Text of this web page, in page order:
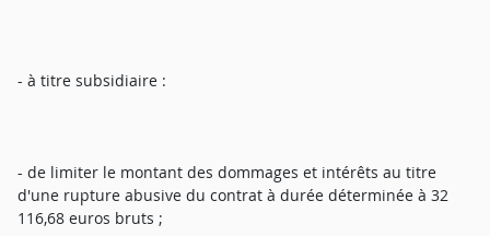
- à titre subsidiaire :
- de limiter le montant des dommages et intérêts au titre
d'une rupture abusive du contrat à durée déterminée à 32
116,68 euros bruts ;